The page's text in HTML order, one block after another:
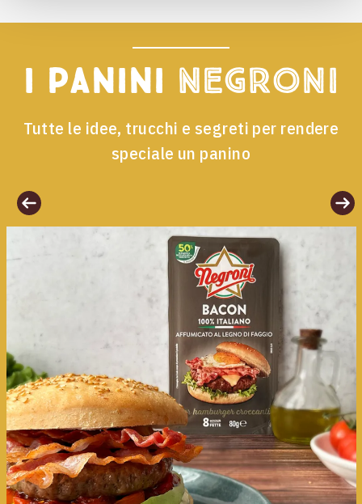
I panini Negroni
Tutte le idee, trucchi e segreti per rendere
speciale un panino